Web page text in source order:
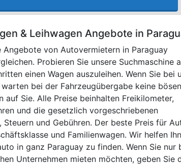
& Leihwagen Angebote in
Angebote von Autovermietern in Paraguay
Probieren Sie unsere Suchmaschine
einen Wagen auszuleihen. Wenn Sie bei
bei der Fahrzeugübergabe keine bösen
auf Sie. Alle Preise beinhalten Freikilometer,
und die gesetzlich vorgeschriebenen
Steuern und Gebühren. Der beste Preis für
und Familienwagen. Wir helfen
in ganz Paraguay zu finden. Wenn Sie nur
Unternehmen mieten möchten, geben Sie